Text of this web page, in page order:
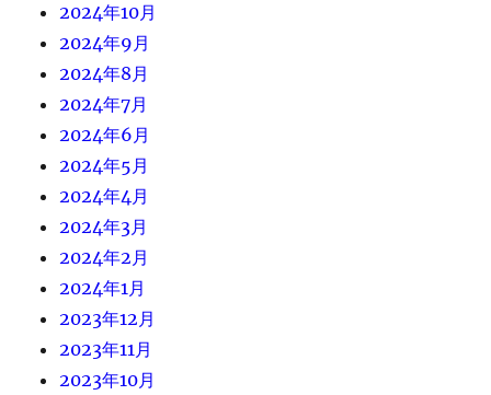
2024年10月
2024年9月
2024年8月
2024年7月
2024年6月
2024年5月
2024年4月
2024年3月
2024年2月
2024年1月
2023年12月
2023年11月
2023年10月